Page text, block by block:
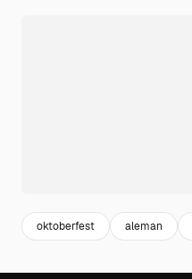
oktoberfest aleman